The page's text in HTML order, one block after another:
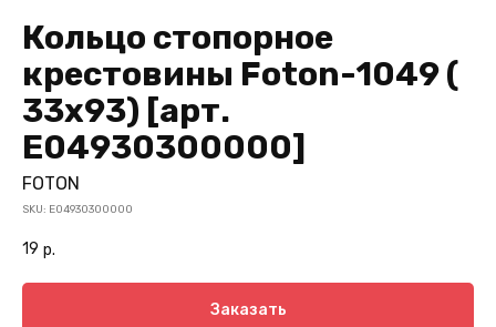
Кольцо стопорное
крестовины Foton-1049 (
33х93) [арт.
Е04930300000]
FOTON
SKU: Е04930300000
19 р.
Заказать